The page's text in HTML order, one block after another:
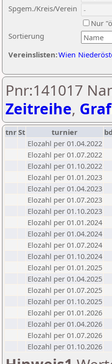
Sortierung
Spgem./Kreis/Verein
Nur
Vereinslisten:Wien
Pnr:141017
Zeitreihe,
tnrSt turnier
Elozahl per 01.04.2022
Elozahl per 01.07.2022
Elozahl per 01.10.2022
Elozahl per 01.01.2023
Elozahl per 01.04.2023
Elozahl per 01.07.2023
Elozahl per 01.10.2023
Elozahl per 01.01.2024
Elozahl per 01.04.2024
Elozahl per 01.07.2024
Elozahl per 01.10.2024
Elozahl per 01.01.2025
Elozahl per 01.04.2025
Elozahl per 01.07.2025
Elozahl per 01.10.2025
Elozahl per 01.01.2026
Elozahl per 01.04.2026
Elozahl per 01.07.2026
Elozahl per 01.10.2026